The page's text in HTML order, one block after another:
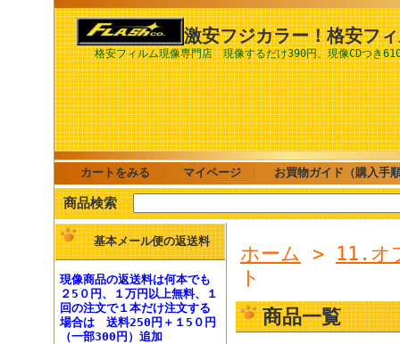
激安フジカラー！格安フ
格安フィルム現像専門店 現像するだけ390円、現像CDつき
カートをみる マイページ お買物ガイド（購入手
商品検索
基本メール便の返送料
現像商品の返送料は何本でも
２5０円、１万円以上無料、１
回の注文で１本だけ注文する
場合は 送料250円 ＋１5０円
（一部300円）追加
ホーム > 11.オ
ト
商品一覧